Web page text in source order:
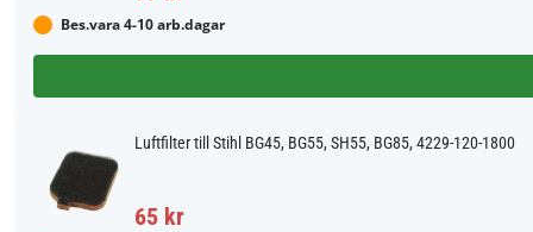
Bes.vara 4-10 arb.dagar
Luftfilter till Stihl BG45, BG55, SH55, BG85, 4229-120-1800
65 kr